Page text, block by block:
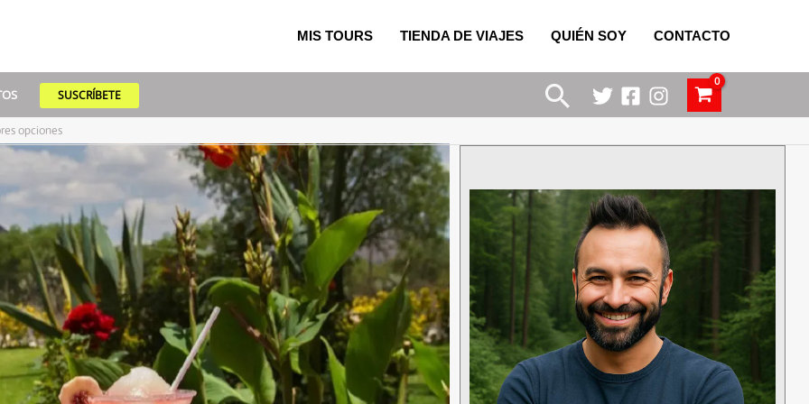
MIS TOURS TIENDA DE VIAJES QUIÉN SOY CONTACTO
SUSCRÍBETE Buscar
opciones